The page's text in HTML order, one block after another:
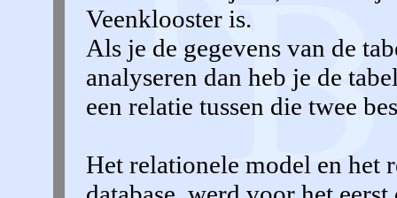
Veenklooster is.
Als je de gegevens van de
analyseren dan heb je de
een relatie tussen die twee
Het relationele model en het